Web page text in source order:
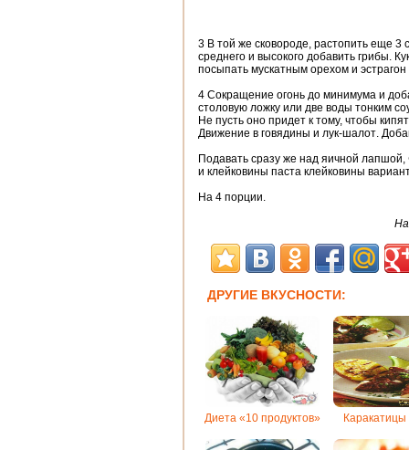
3 В той же сковороде, растопить еще 3
среднего и высокого добавить грибы.
посыпать мускатным орехом и эстрагон
4 Сокращение огонь до минимума и
столовую ложку или две воды тонким
Не пусть оно придет к тому, чтобы
Движение в говядины и лук-шалот.
Подавать сразу же над яичной лапшой,
и клейковины паста клейковины
На 4 порции.
ДРУГИЕ ВКУСНОСТИ:
Диета «10 продуктов» Каракатицы